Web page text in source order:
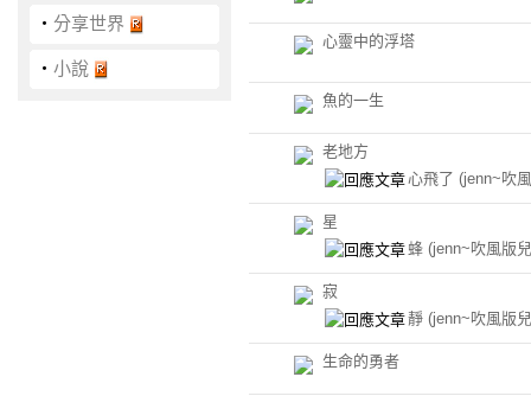
‧ 分享世界
‧ 小說
心靈中的浮塔
魚的一生
老地方
心飛了 (jenn~吹
星
蜂 (jenn~吹風版
寂
靜 (jenn~吹風版
生命的勇者